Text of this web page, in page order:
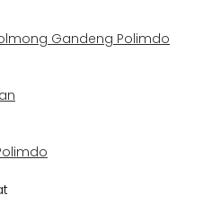
Gandeng Polimdo